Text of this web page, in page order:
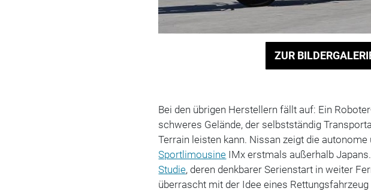
ZUR
Bei den übrigen Herstellern fällt auf: Ein
schweres Gelände, der selbstständig
Terrain leisten kann. Nissan zeigt die autonome
Sportlimousine IMx erstmals außerhalb
Studie, deren denkbarer Serienstart in weiter
überrascht mit der Idee eines